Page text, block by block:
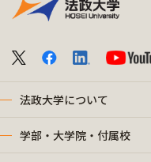
法政大学について
学部・大学院・付属校